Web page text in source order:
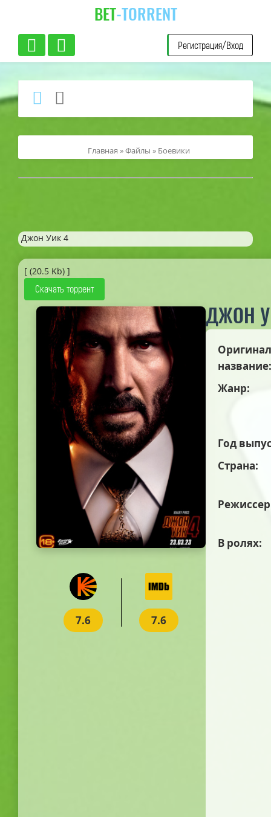
BET-TORRENT
Регистрация/Вход
Главная »Файлы » Боевики
Джон Уик 4
[ (20.5 Kb) ]
Скачать торрент
7.6 7.6
ДЖОН
название:
Жанр:
Год
Страна:
В ролях: